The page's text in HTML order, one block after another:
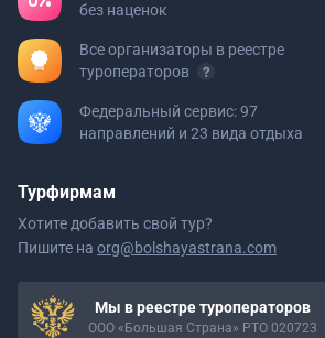
без наценок
Все организаторы в реестре
туроператоров
Федеральный сервис: 97
направлений и 23 вида отдыха
Турфирмам
Хотите добавить свой тур?
Пишите на org@bolshayastrana.com
Мы в реестре туроператоров
ООО «Большая Страна» РТО 020723